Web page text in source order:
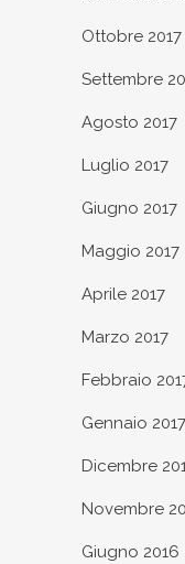
Ottobre 2017
Settembre
Agosto 2017
Luglio 2017
Giugno 2017
Maggio 2017
Aprile 2017
Marzo 2017
Febbraio
Gennaio 2017
Dicembre
Novembre
Giugno 2016